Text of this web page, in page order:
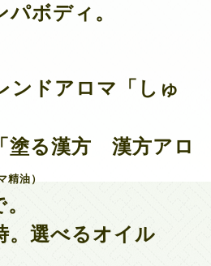
ボディ。
ンドアロマ「しゅ
塗る漢方 漢方アロ
精油）
。選べるオイル